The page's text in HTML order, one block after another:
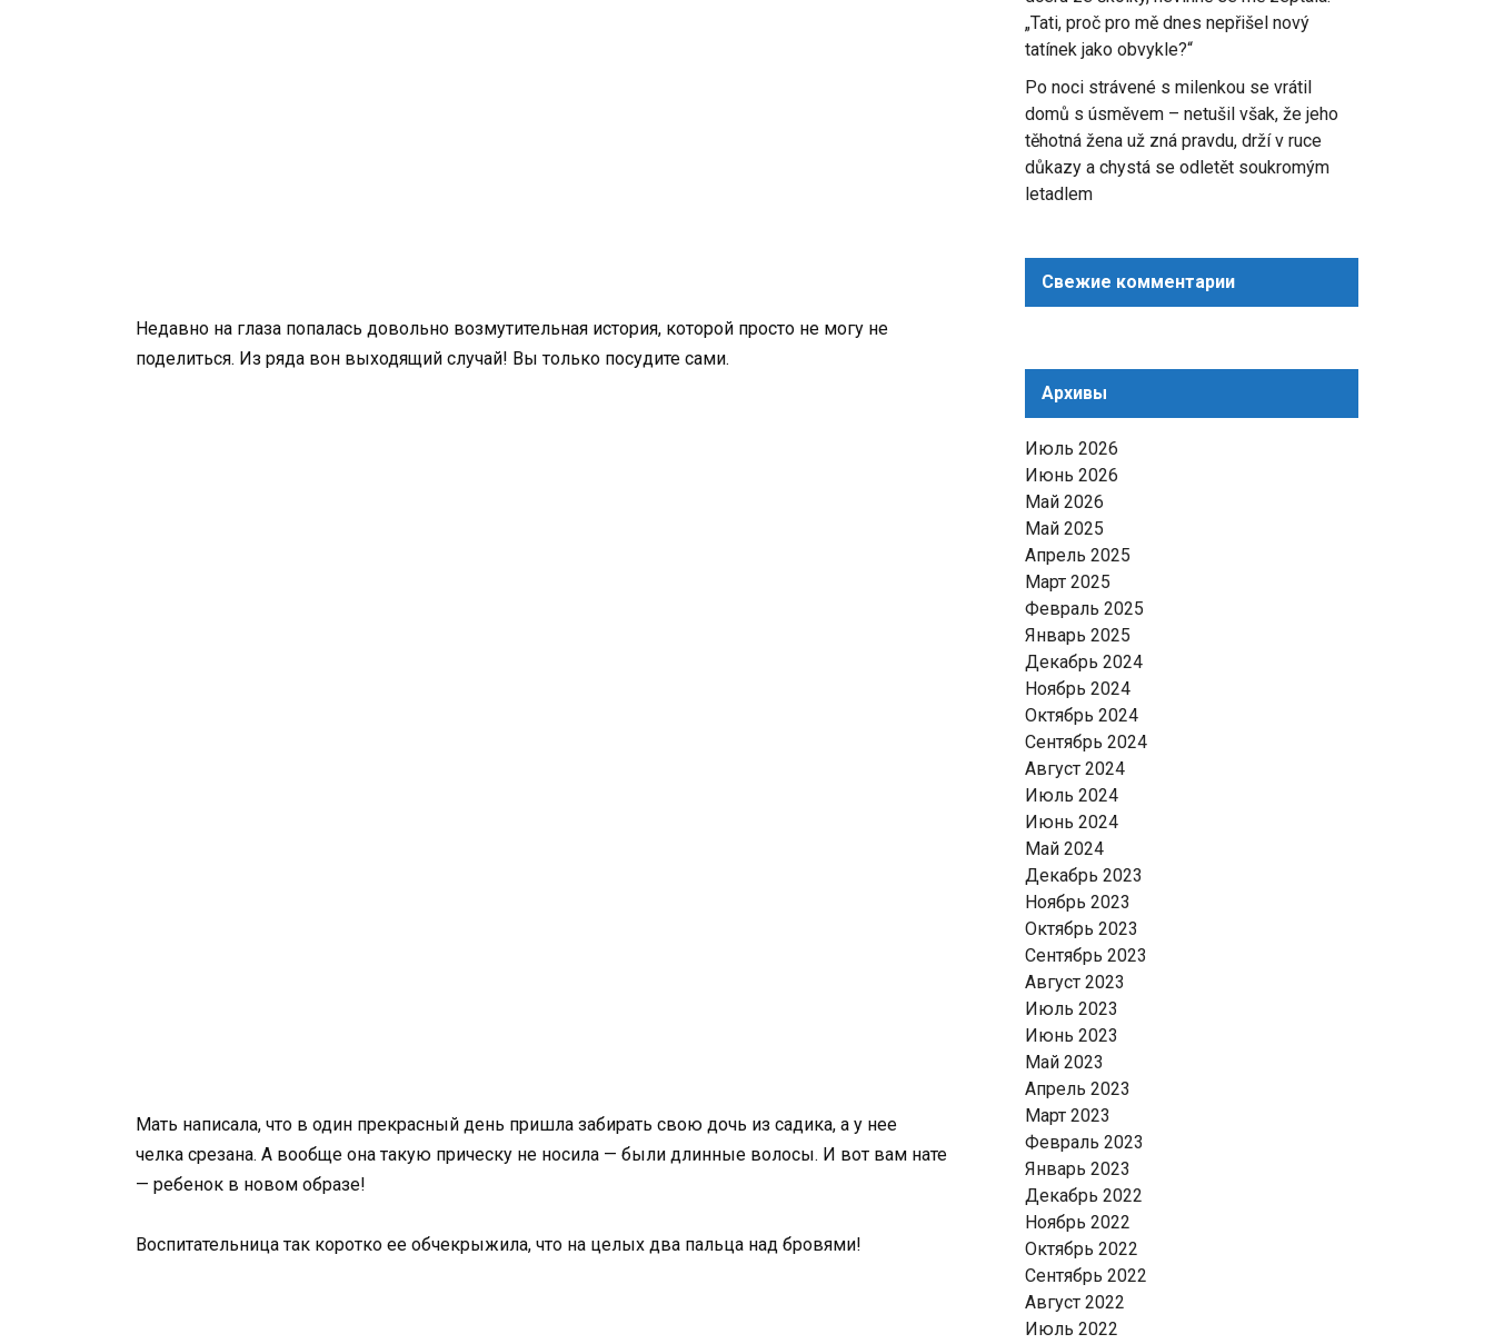
Недавно на глаза попалась довольно возмутительная история, которой просто не могу не
поделиться. Из ряда вон выходящий случай! Вы только посудите сами.
Мать написала, что в один прекрасный день пришла забирать свою дочь из садика, а у нее
челка срезана. А вообще она такую прическу не носила — были длинные волосы. И вот вам нате
— ребенок в новом образе!
Воспитательница так коротко ее обчекрыжила, что на целых два пальца над бровями!
„Tati, proč pro mě dnes nepřišel nový
tatínek jako obvykle?“
Po noci strávené s milenkou se vrátil
domů s úsměvem – netušil však, že jeho
těhotná žena už zná pravdu, drží v ruce
důkazy a chystá se odletět soukromým
letadlem
Свежие комментарии
Архивы
Июль 2026
Июнь 2026
Май 2026
Май 2025
Апрель 2025
Март 2025
Февраль 2025
Январь 2025
Декабрь 2024
Ноябрь 2024
Октябрь 2024
Сентябрь 2024
Август 2024
Июль 2024
Июнь 2024
Май 2024
Декабрь 2023
Ноябрь 2023
Октябрь 2023
Сентябрь 2023
Август 2023
Июль 2023
Июнь 2023
Май 2023
Апрель 2023
Март 2023
Февраль 2023
Январь 2023
Декабрь 2022
Ноябрь 2022
Октябрь 2022
Сентябрь 2022
Август 2022
Июль 2022